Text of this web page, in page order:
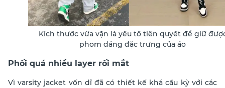
Kích thước vừa vặn là yếu tố tiên quyết để giữ
phom dáng đặc trưng của áo
Phối quá nhiều layer rối mắt
Vì varsity jacket vốn dĩ đã có thiết kế khá cầu kỳ với các